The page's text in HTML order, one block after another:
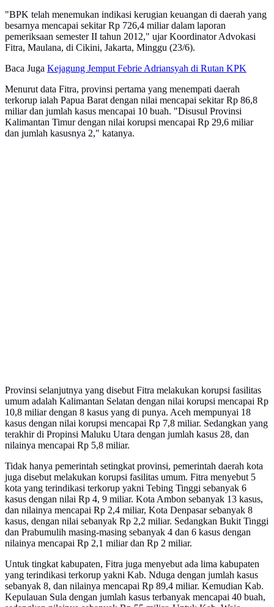
"BPK telah menemukan indikasi kerugian keuangan di daerah yang
besarnya mencapai sekitar Rp 726,4 miliar dalam laporan
pemeriksaan semester II tahun 2012," ujar Koordinator Advokasi
Fitra, Maulana, di Cikini, Jakarta, Minggu (23/6).
Baca Juga Kejagung Jemput Febrie Adriansyah di Rutan KPK
Menurut data Fitra, provinsi pertama yang menempati daerah
terkorup ialah Papua Barat dengan nilai mencapai sekitar Rp 86,8
miliar dan jumlah kasus mencapai 10 buah. "Disusul Provinsi
Kalimantan Timur dengan nilai korupsi mencapai Rp 29,6 miliar
dan jumlah kasusnya 2," katanya.
Provinsi selanjutnya yang disebut Fitra melakukan korupsi fasilitas
umum adalah Kalimantan Selatan dengan nilai korupsi mencapai Rp
10,8 miliar dengan 8 kasus yang di punya. Aceh mempunyai 18
kasus dengan nilai korupsi mencapai Rp 7,8 miliar. Sedangkan yang
terakhir di Propinsi Maluku Utara dengan jumlah kasus 28, dan
nilainya mencapai Rp 5,8 miliar.
Tidak hanya pemerintah setingkat provinsi, pemerintah daerah kota
juga disebut melakukan korupsi fasilitas umum. Fitra menyebut 5
kota yang terindikasi terkorup yakni Tebing Tinggi sebanyak 6
kasus dengan nilai Rp 4, 9 miliar. Kota Ambon sebanyak 13 kasus,
dan nilainya mencapai Rp 2,4 miliar, Kota Denpasar sebanyak 8
kasus, dengan nilai sebanyak Rp 2,2 miliar. Sedangkan Bukit Tinggi
dan Prabumulih masing-masing sebanyak 4 dan 6 kasus dengan
nilainya mencapai Rp 2,1 miliar dan Rp 2 miliar.
Untuk tingkat kabupaten, Fitra juga menyebut ada lima kabupaten
yang terindikasi terkorup yakni Kab. Nduga dengan jumlah kasus
sebanyak 8, dan nilainya mencapai Rp 89,4 miliar. Kemudian Kab.
Kepulauan Sula dengan jumlah kasus terbanyak mencapai 40 buah,